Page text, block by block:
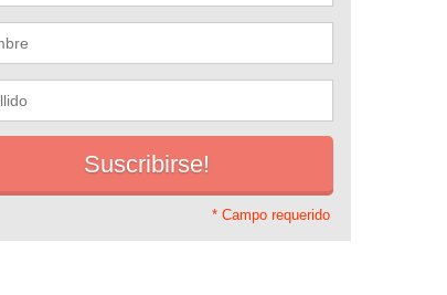
* Campo requerido